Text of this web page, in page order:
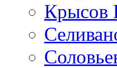
Крысов